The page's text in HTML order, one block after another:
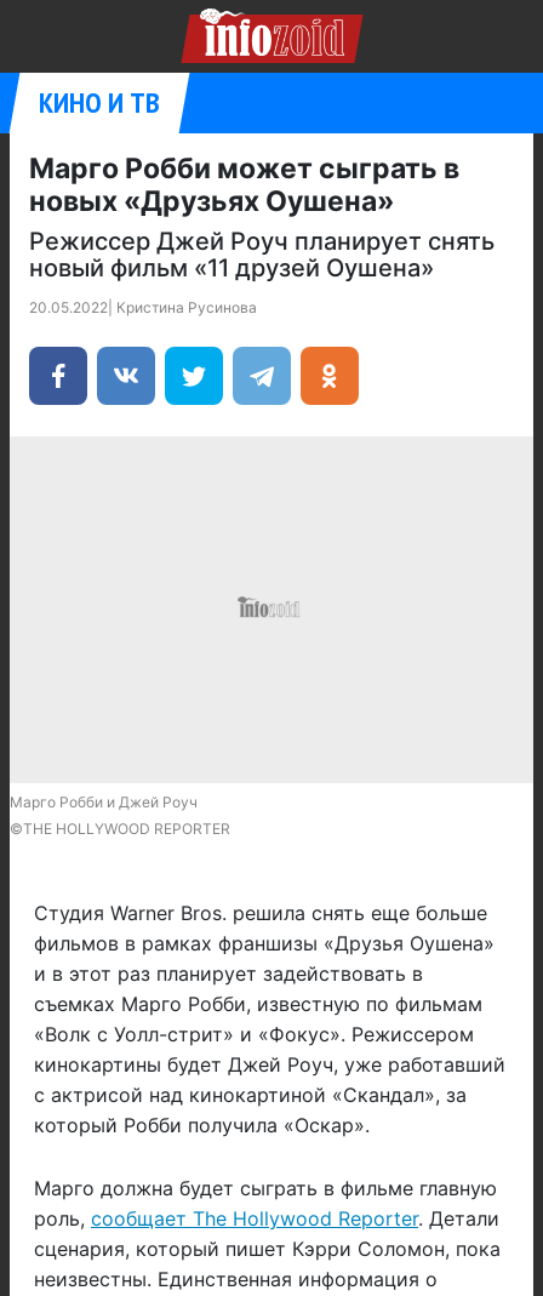
КИНО И ТВ
Марго Робби может сыграть в
новых «Друзьях Оушена»
Режиссер Джей Роуч планирует снять
новый фильм «11 друзей Оушена»
20.05.2022 Кристина Русинова
Марго Робби и Джей Роуч
©THE HOLLYWOOD REPORTER
Студия Warner Bros. решила снять еще больше
фильмов в рамках франшизы «Друзья Оушена»
и в этот раз планирует задействовать в
съемках Марго Робби, известную по фильмам
«Волк с Уолл-стрит» и «Фокус». Режиссером
кинокартины будет Джей Роуч, уже работавший
с актрисой над кинокартиной «Скандал», за
который Робби получила «Оскар».
Марго должна будет сыграть в фильме главную
роль, сообщает The Hollywood Reporter. Детали
сценария, который пишет Кэрри Соломон, пока
неизвестны. Единственная информация о